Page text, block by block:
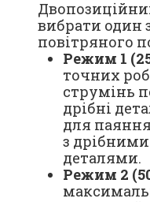
вибрати один
повітряного
Режим 1
точних
струмінь
дрібні
для
з
деталями.
Режим 2